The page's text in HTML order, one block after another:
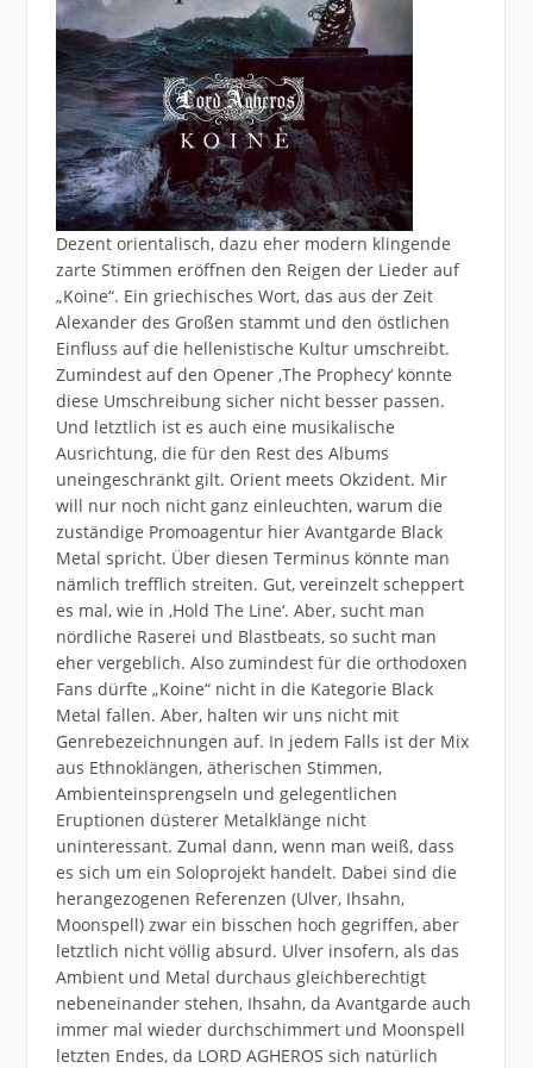
Dezent orientalisch, dazu eher modern klingende
zarte Stimmen eröffnen den Reigen der Lieder auf
„Koine“. Ein griechisches Wort, das aus der Zeit
Alexander des Großen stammt und den östlichen
Einfluss auf die hellenistische Kultur umschreibt.
Zumindest auf den Opener ‚The Prophecy‘ könnte
diese Umschreibung sicher nicht besser passen.
Und letztlich ist es auch eine musikalische
Ausrichtung, die für den Rest des Albums
uneingeschränkt gilt. Orient meets Okzident. Mir
will nur noch nicht ganz einleuchten, warum die
zuständige Promoagentur hier Avantgarde Black
Metal spricht. Über diesen Terminus könnte man
nämlich trefflich streiten. Gut, vereinzelt scheppert
es mal, wie in ‚Hold The Line‘. Aber, sucht man
nördliche Raserei und Blastbeats, so sucht man
eher vergeblich. Also zumindest für die orthodoxen
Fans dürfte „Koine“ nicht in die Kategorie Black
Metal fallen. Aber, halten wir uns nicht mit
Genrebezeichnungen auf. In jedem Falls ist der Mix
aus Ethnoklängen, ätherischen Stimmen,
Ambienteinsprengseln und gelegentlichen
Eruptionen düsterer Metalklänge nicht
uninteressant. Zumal dann, wenn man weiß, dass
es sich um ein Soloprojekt handelt. Dabei sind die
herangezogenen Referenzen (Ulver, Ihsahn,
Moonspell) zwar ein bisschen hoch gegriffen, aber
letztlich nicht völlig absurd. Ulver insofern, als das
Ambient und Metal durchaus gleichberechtigt
nebeneinander stehen, Ihsahn, da Avantgarde auch
immer mal wieder durchschimmert und Moonspell
letzten Endes, da LORD AGHEROS sich natürlich